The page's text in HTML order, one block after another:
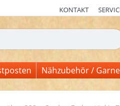
KONTAKT
Sie tippen, erscheinen
Nähzubehör / Garne